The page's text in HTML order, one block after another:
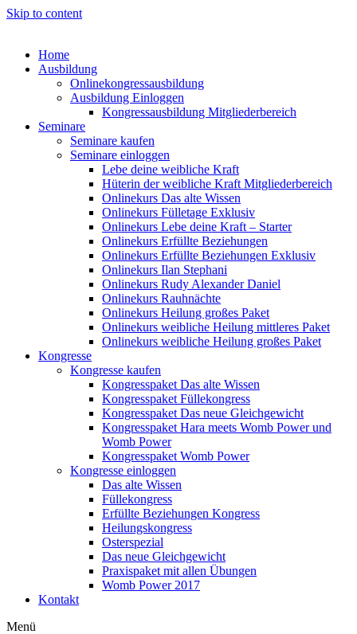
Skip to content
Home
Ausbildung
Onlinekongressausbildung
Ausbildung Einloggen
Kongressausbildung Mitgliederbereich
Seminare
Seminare kaufen
Seminare einloggen
Lebe deine weibliche Kraft
Hüterin der weibliche Kraft Mitgliederbereich
Onlinekurs Das alte Wissen
Onlinekurs Fülletage Exklusiv
Onlinekurs Lebe deine Kraft – Starter
Onlinekurs Erfüllte Beziehungen
Onlinekurs Erfüllte Beziehungen Exklusiv
Onlinekurs Ilan Stephani
Onlinekurs Rudy Alexander Daniel
Onlinekurs Rauhnächte
Onlinekurs Heilung großes Paket
Onlinekurs weibliche Heilung mittleres Paket
Onlinekurs weibliche Heilung großes Paket
Kongresse
Kongresse kaufen
Kongresspaket Das alte Wissen
Kongresspaket Füllekongress
Kongresspaket Das neue Gleichgewicht
Kongresspaket Hara meets Womb Power und
Womb Power
Kongresspaket Womb Power
Kongresse einloggen
Das alte Wissen
Füllekongress
Erfüllte Beziehungen Kongress
Heilungskongress
Osterspezial
Das neue Gleichgewicht
Praxispaket mit allen Übungen
Womb Power 2017
Kontakt
Menü